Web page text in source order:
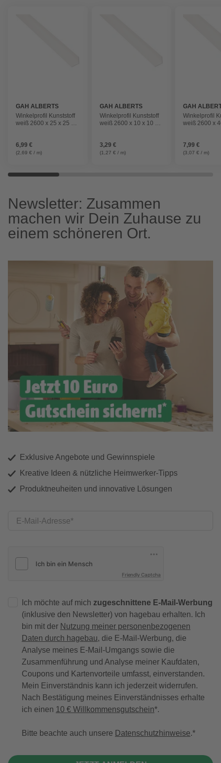
GAH ALBERTS
Winkelprofil Kunststoff
weiß 2600 x 25 x 25 x
6,99 €
(2,69 € / m)
GAH ALBERTS
Winkelprofil Kunststoff
weiß 2600 x 10 x 10 x 1
3,29 €
(1,27 € / m)
GAH
Winkelprofil
weiß 2600 x
7,99 €
(3,07 € / m)
Newsletter: Zusammen
machen wir Dein Zuhause zu
einem schöneren Ort.
Exklusive Angebote und Gewinnspiele
Kreative Ideen & nützliche Heimwerker-Tipps
Produktneuheiten und innovative Lösungen
E-Mail-Adresse
Friendly Captcha
Ich möchte auf mich zugeschnittene E-Mail-Werbung
(inklusive den Newsletter) von hagebau erhalten. Ich
bin mit der Nutzung meiner personenbezogenen
Daten durch hagebau, die E-Mail-Werbung, die
Analyse meines E-Mail-Umgangs sowie die
Zusammenführung und Analyse meiner Kaufdaten,
Coupons und Kartenvorteile umfasst, einverstanden.
Mein Einverständnis kann ich jederzeit widerrufen.
Nach Bestätigung meines Einverständnisses erhalte
ich einen 10 € Willkommensgutschein*.
Bitte beachte auch unsere Datenschutzhinweise.